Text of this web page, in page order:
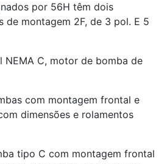
por 56H têm dois
de montagem 2F, de 3 pol. E 5
C, motor de bomba de
com montagem frontal e
dimensões e rolamentos
tipo C com montagem frontal